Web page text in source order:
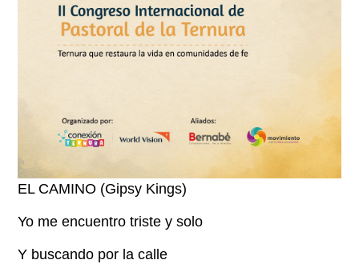
EL CAMINO (Gipsy Kings)
Yo me encuentro triste y solo
Y buscando por la calle